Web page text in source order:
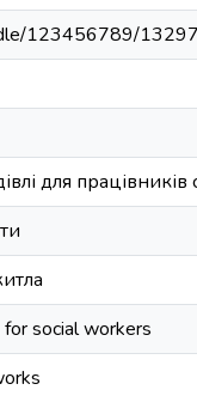
123456789/13297
для працівників
social workers